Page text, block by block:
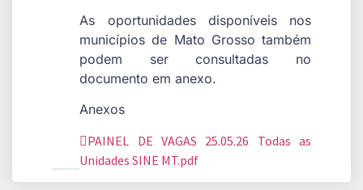
As oportunidades disponíveis nos
municípios de Mato Grosso também
podem ser consultadas no
documento em anexo.
Anexos
PAINEL DE VAGAS 25.05.26 Todas as
Unidades SINE MT.pdf